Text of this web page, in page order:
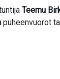
Teemu
puheenvuorot